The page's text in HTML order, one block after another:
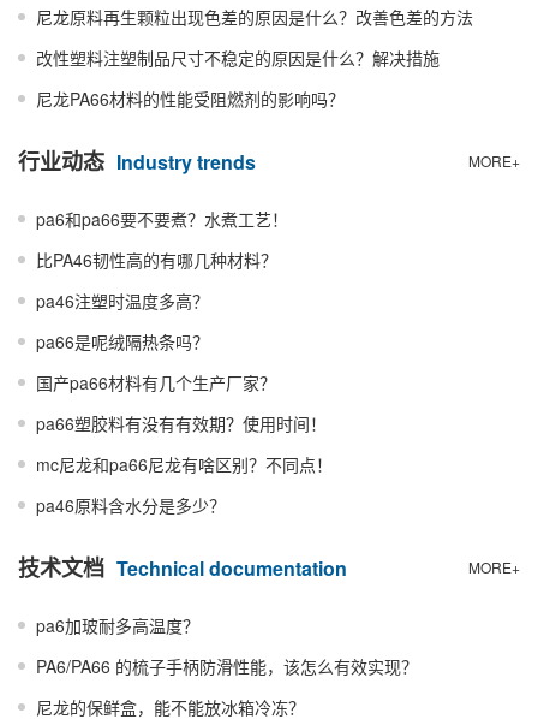
尼龙原料再生颗粒出现色差的原因是什么？改善色差的方法
改性塑料注塑制品尺寸不稳定的原因是什么？解决措施
尼龙PA66材料的性能受阻燃剂的影响吗？
MORE+
行业动态 Industry trends
pa6和pa66要不要煮？水煮工艺！
比PA46韧性高的有哪几种材料？
pa46注塑时温度多高？
pa66是呢绒隔热条吗？
国产pa66材料有几个生产厂家？
pa66塑胶料有没有有效期？使用时间！
mc尼龙和pa66尼龙有啥区别？不同点！
pa46原料含水分是多少？
MORE+
技术文档 Technical documentation
pa6加玻耐多高温度？
PA6/PA66 的梳子手柄防滑性能，该怎么有效实现？
尼龙的保鲜盒，能不能放冰箱冷冻？